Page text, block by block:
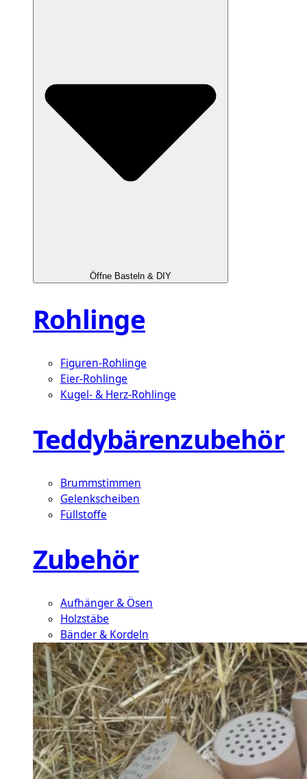
Öffne Basteln & DIY
Rohlinge
Figuren-Rohlinge
Eier-Rohlinge
Kugel- & Herz-Rohlinge
Teddybärenzubehör
Brummstimmen
Gelenkscheiben
Füllstoffe
Zubehör
Aufhänger & Ösen
Holzstäbe
Bänder & Kordeln